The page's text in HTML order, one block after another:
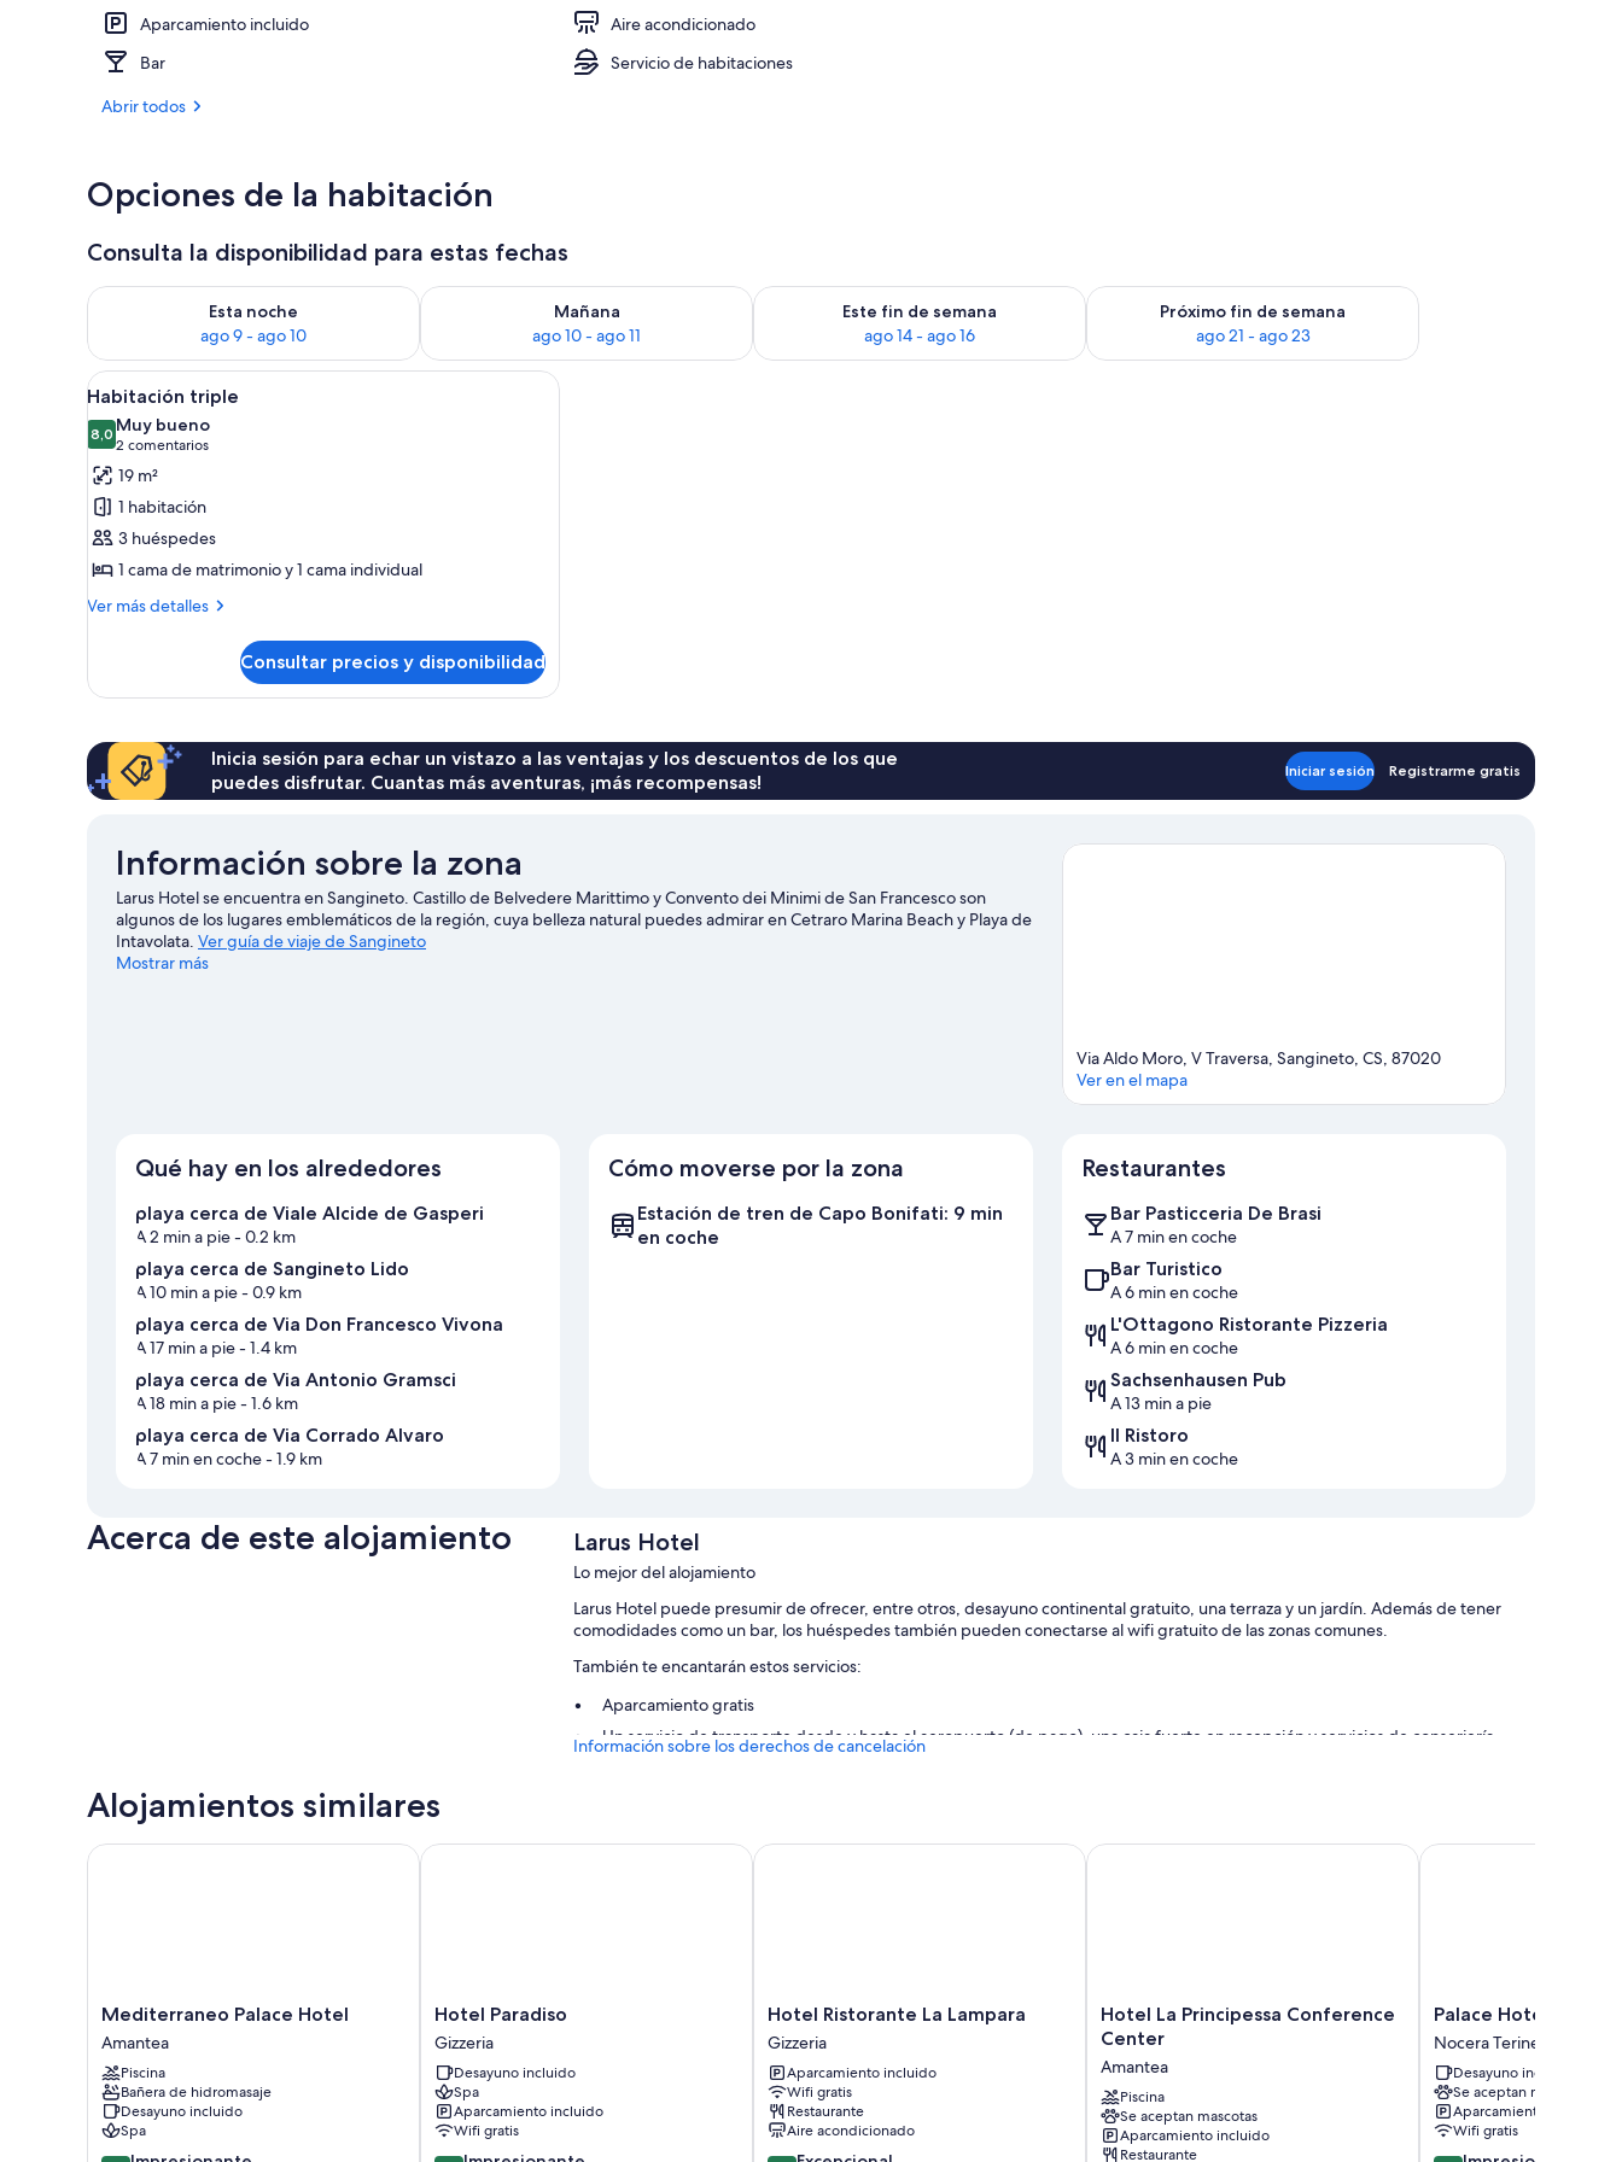
Aparcamiento incluido
Aire acondicionado
Bar
Servicio de habitaciones
Abrir todos
Opciones de la habitación
Consulta la disponibilidad para estas fechas
Esta noche
ago 9 - ago 10
Consulta la disponibilidad para esta noche, ago 9 - ago 10
Mañana
ago 10 - ago 11
Consulta la disponibilidad para mañana, ago 10 - ago 11
Este fin de semana
ago 14 - ago 16
Consulta la disponibilidad para este fin de semana, ago 14 - ago 16
Próximo fin de semana
ago 21 - ago 23
Consulta la disponibilidad para el próximo fin de semana,
Abrir
todas
las
fotos
de
Habitación
triple
Un dormitorio con una cama, una mesita de noche, una lámpara colgante y dos cuadros en la pared.
8
Habitación triple
8,08,0 de 10
Muy bueno
2 comentarios
(2 comentarios)
19 m²
1 habitación
3 huéspedes
1 cama de matrimonio y 1 cama individual
Ver más detalles
Más
triple
Consultar precios y disponibilidad
Inicia sesión para echar un vistazo a las ventajas y los descuentos de los que
puedes disfrutar. Cuantas más aventuras, ¡más recompensas!
Iniciar sesión Registrarme gratis
Información sobre la zona
Larus Hotel se encuentra en Sangineto. Castillo de Belvedere Marittimo y Convento dei Minimi de San Francesco son
algunos de los lugares emblemáticos de la región, cuya belleza natural puedes admirar en Cetraro Marina Beach y Playa de
Intavolata. Ver guía de viaje de Sangineto
Mostrar más
Via Aldo Moro, V Traversa, Sangineto, CS, 87020
Ver en el mapa
Qué hay en los alrededores
playa cerca de Viale Alcide de Gasperi
A 2 min a pie- 0.2 km
playa cerca de Sangineto Lido
A 10 min a pie- 0.9 km
playa cerca de Via Don Francesco Vivona
A 17 min a pie- 1.4 km
playa cerca de Via Antonio Gramsci
A 18 min a pie- 1.6 km
playa cerca de Via Corrado Alvaro
A 7 min en coche- 1.9 km
Cómo moverse por la zona
Estación de tren de Capo Bonifati: 9 min
en coche
Restaurantes
Bar Pasticceria De Brasi
A 7 min en coche
Bar Turistico
A 6 min en coche
L'Ottagono Ristorante Pizzeria
A 6 min en coche
Sachsenhausen Pub
A 13 min a pie
Il Ristoro
A 3 min en coche
Acerca de este alojamiento Larus Hotel
Lo mejor del alojamiento
Larus Hotel puede presumir de ofrecer, entre otros, desayuno continental gratuito, una terraza y un jardín. Además de tener
comodidades como un bar, los huéspedes también pueden conectarse al wifi gratuito de las zonas comunes.
También te encantarán estos servicios:
Aparcamiento gratis
Un servicio de transporte desde y hasta el aeropuerto (de pago), una caja fuerte en recepción y servicios de conserjería
Todas las habitaciones en Larus Hotel ofrecen características que incluyen aire acondicionado y albornoces, además de
Balcones, frigoríficos y cunas gratuitas
Información sobre los derechos de cancelación
Alojamientos similares
Mediterraneo
Palace
Hotel
Amantea
Mediterraneo Palace Hotel
Amantea
Piscina
Bañera de hidromasaje
Desayuno incluido
Spa
Mediterraneo Palace Hotel
Hotel
Paradiso
Gizzeria
Hotel Paradiso
Gizzeria
Desayuno incluido
Spa
Aparcamiento incluido
Wifi gratis
Hotel Paradiso
Hotel
Ristorante
La
Lampara
Gizzeria
Hotel Ristorante La Lampara
Gizzeria
Aparcamiento incluido
Wifi gratis
Restaurante
Aire acondicionado
Hotel Ristorante La Lampara
Hotel
La
Conference
Center
Amantea
Hotel La Principessa Conference
Center
Amantea
Piscina
Se aceptan mascotas
Aparcamiento incluido
Restaurante
Hotel La Principessa Conference Center
Palace
Hotel
Una
Nuova
Strada
Nocera
Terinese
Palace Hotel Una
Nocera Terinese
Desayuno incluido
Se aceptan mascotas
Aparcamiento incluido
Wifi gratis
Palace Hotel Una